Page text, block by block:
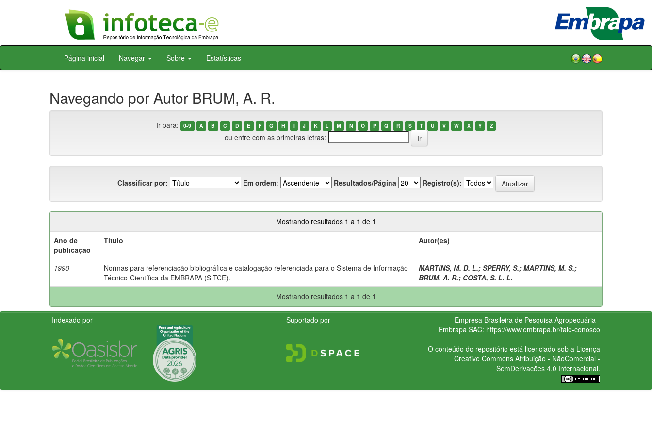
Skip
Página inicial Navegar Sobre Estatísticas
Navegando por Autor BRUM, A. R.
Ir para: 0-9 A B C D E F G H I J K L M N O P Q R S T U V W X Y Z
ou entre com as primeiras letras:
Classificar por: Em ordem: Resultados/Página Registro(s):
Mostrando resultados 1 a 1 de 1
Ano de
publicação
Título Autor(es)
1990
Normas para referenciação bibliográfica e catalogação referenciada para o Sistema de Informação
Técnico-Científica da EMBRAPA (SITCE).
MARTINS, M. D. L.; SPERRY, S.; MARTINS, M. S.;
BRUM, A. R.; COSTA, S. L. L.
Mostrando resultados 1 a 1 de 1
Indexado por Suportado por
Empresa Brasileira de Pesquisa Agropecuária -
Embrapa SAC: https://www.embrapa.br/fale-conosco
O conteúdo do repositório está licenciado sob a Licença
Creative CommonsAtribuição - NãoComercial -
SemDerivações 4.0 Internacional.